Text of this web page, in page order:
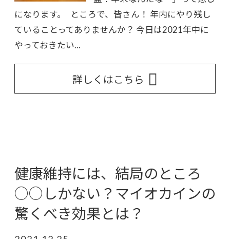
になります。 ところで、皆さん！ 年内にやり残し
ていることってありませんか？ 今日は2021年中に
やっておきたい...
詳しくはこちら
健康維持には、結局のところ
○○しかない？マイオカインの
驚くべき効果とは？